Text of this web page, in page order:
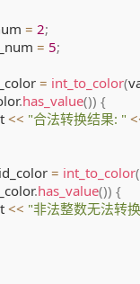
= 2;
= 5;
= int_to_color(
.has_value()) {
<< "合法转换结果: "
= int_to_color(
.has_value()) {
<< "非法整数无法转